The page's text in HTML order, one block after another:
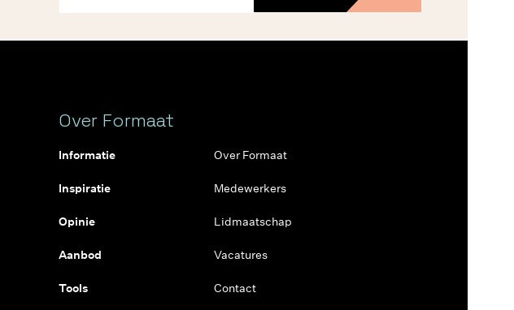
Over Formaat
Informatie
Inspiratie
Opinie
Aanbod
Tools
Over Formaat
Medewerkers
Lidmaatschap
Vacatures
Contact